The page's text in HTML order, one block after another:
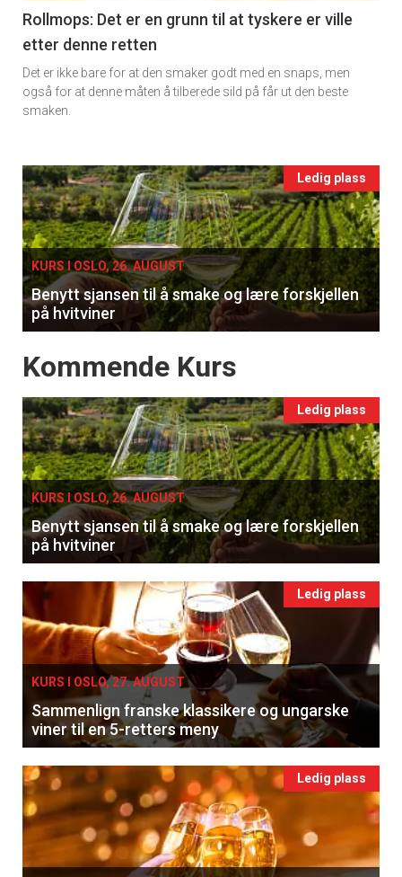
11
Ukens
vin
Rollmops: Det er en grunn til at tyskere er ville
etter denne retten
Det er ikke bare for at den smaker godt med en snaps, men
også for at denne måten å tilberede sild på får ut den beste
smaken.
Events
single
Ledig plass
KURS I OSLO, 26. AUGUST
Benytt sjansen til å smake og lære forskjellen
på hvitviner
Events
Kommende Kurs
Ledig plass
KURS I OSLO, 26. AUGUST
Benytt sjansen til å smake og lære forskjellen
på hvitviner
Ledig plass
KURS I OSLO, 27. AUGUST
Sammenlign franske klassikere og ungarske
viner til en 5-retters meny
Ledig plass